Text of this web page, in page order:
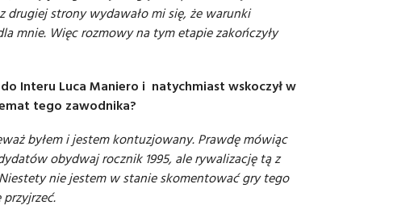
strony wydawało mi się, że warunki
mnie. Więc rozmowy na tym etapie zakończyły
Interu Luca Maniero i natychmiast wskoczył w
tego zawodnika?
byłem i jestem kontuzjowany. Prawdę mówiąc
obydwaj rocznik 1995, ale rywalizację tą z
nie jestem w stanie skomentować gry tego